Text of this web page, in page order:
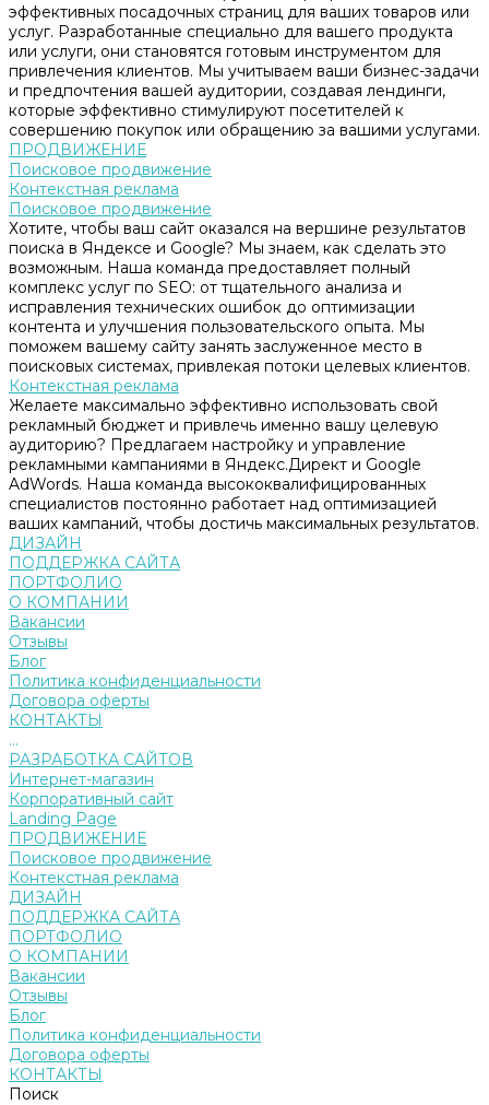
эффективных посадочных страниц для ваших товаров или
услуг. Разработанные специально для вашего продукта
или услуги, они становятся готовым инструментом для
привлечения клиентов. Мы учитываем ваши бизнес-задачи
и предпочтения вашей аудитории, создавая лендинги,
которые эффективно стимулируют посетителей к
совершению покупок или обращению за вашими услугами.
ПРОДВИЖЕНИЕ
Поисковое продвижение
Контекстная реклама
Поисковое продвижение
Хотите, чтобы ваш сайт оказался на вершине результатов
поиска в Яндексе и Google? Мы знаем, как сделать это
возможным. Наша команда предоставляет полный
комплекс услуг по SEO: от тщательного анализа и
исправления технических ошибок до оптимизации
контента и улучшения пользовательского опыта. Мы
поможем вашему сайту занять заслуженное место в
поисковых системах, привлекая потоки целевых клиентов.
Контекстная реклама
Желаете максимально эффективно использовать свой
рекламный бюджет и привлечь именно вашу целевую
аудиторию? Предлагаем настройку и управление
рекламными кампаниями в Яндекс.Директ и Google
AdWords. Наша команда высококвалифицированных
специалистов постоянно работает над оптимизацией
ваших кампаний, чтобы достичь максимальных результатов.
ДИЗАЙН
ПОДДЕРЖКА САЙТА
ПОРТФОЛИО
О КОМПАНИИ
Вакансии
Отзывы
Блог
Политика конфиденциальности
Договора оферты
КОНТАКТЫ
...
РАЗРАБОТКА САЙТОВ
Интернет-магазин
Корпоративный сайт
Landing Page
ПРОДВИЖЕНИЕ
Поисковое продвижение
Контекстная реклама
ДИЗАЙН
ПОДДЕРЖКА САЙТА
ПОРТФОЛИО
О КОМПАНИИ
Вакансии
Отзывы
Блог
Политика конфиденциальности
Договора оферты
КОНТАКТЫ
Поиск